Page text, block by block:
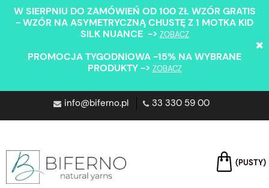
W SIERPNIU DO ZAMÓWIEŃ OD 100 ZŁ WZÓR GRATIS
- WZÓR NA ASYMETRYCZNĄ CHUSTĘ Z 1 MOTKA KID
SILK NUANCE -> ZOBACZ
PROMOCJA TYGODNIOWA -15% NA WYBRANE
PRODUKTY -> ZOBACZ
info@biferno.pl 33 330 59 00
(PUSTY)